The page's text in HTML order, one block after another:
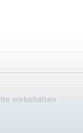
vorbehalten